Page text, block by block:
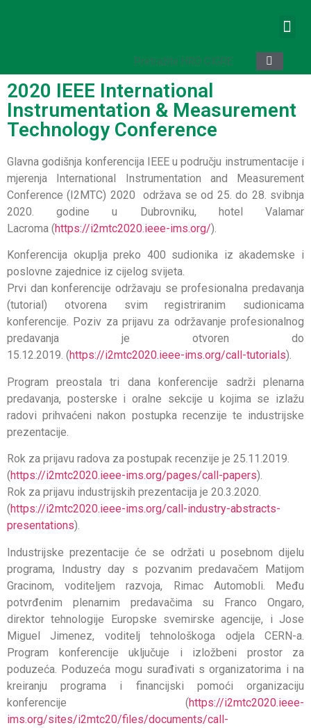
2020 IEEE International
Instrumentation & Measurement
Technology Conference
Glavna godišnja konferencija IEEE u području instrumentacije i
mjerenja International Instrumentation and Measurement
Conference (I2MTC) 2020 održava se od 25. do 28. svibnja
2020. godine u Dubrovniku, hotel Valamar
Lacroma (https://i2mtc2020.ieee-ims.org/).
Konferencija okuplja preko 400 sudionika iz akademske i
poslovne zajednice iz cijelog svijeta.
Prvi dan konferencije održavaju se profesionalna predavanja
(tutorial) otvorena svim registriranim sudionicama
konferencije. Poziv za prijavu za održavanje profesionalnog
predavanja je otvoren do
15.12.2019. (https://i2mtc2020.ieee-ims.org/call-tutorials).
Program preostala tri dana konferencije sadrži plenarna
predavanja, posterske i oralne sekcije u kojima se izlažu
radovi prihvaćeni nakon postupka recenzije te industrijske
prezentacije.
Rok za prijavu radova za postupak recenzije je 25.11.2019.
(https://i2mtc2020.ieee-ims.org/pages/call-papers).
Rok za prijavu industrijskih prezentacija je 20.3.2020.
(https://i2mtc2020.ieee-ims.org/call-industry-abstracts-
presentations).
Industrijske prezentacije će se održati u posebnom dijelu
programa, Industry day s pozvanim predavačem Matijom
Gracinom, voditeljem razvoja, Rimac Automobli. Među
potvrđenim plenarnim predavačima su Franco Ongaro,
direktor tehnologije Europske svemirske agencije, i Jose
Miguel Jimenez, voditelj tehnološkoga odjela CERN-a.
Program konferencije uključuje i izložbeni prostor za
poduzeća. Poduzeća mogu surađivati s organizatorima i na
kreiranju programa i financijski pomoći organizaciju
konferencije (https://i2mtc2020.ieee-
ims.org/sites/i2mtc20/files/documents/call-